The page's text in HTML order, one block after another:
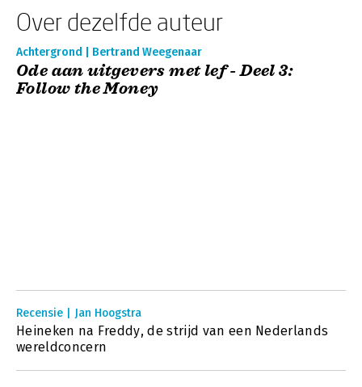
Over dezelfde auteur
Achtergrond | Bertrand Weegenaar
Ode aan uitgevers met lef - Deel 3:
Follow the Money
Recensie | Jan Hoogstra
Heineken na Freddy, de strijd van een Nederlands
wereldconcern